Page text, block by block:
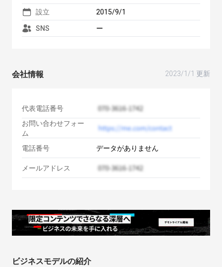
設立 2015/9/1
SNS ー
会社情報 2023/1/1 更新
代表電話番号
お問い合わせフォー
ム
電話番号
データがありません
メールアドレス
ビジネスモデルの紹介